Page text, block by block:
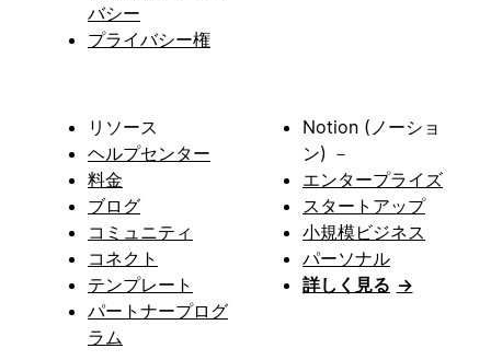
バシー
プライバシー権
リソース
ヘルプセンター
料金
ブログ
コミュニティ
コネクト
テンプレート
パートナープログ
ラム
Notion (ノーショ
ン) －
エンタープライズ
スタートアップ
小規模ビジネス
パーソナル
詳しく見る →